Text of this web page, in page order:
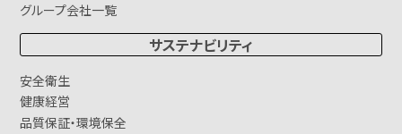
グループ会社一覧
サステナビリティ
安全衛生
健康経営
品質保証・環境保全